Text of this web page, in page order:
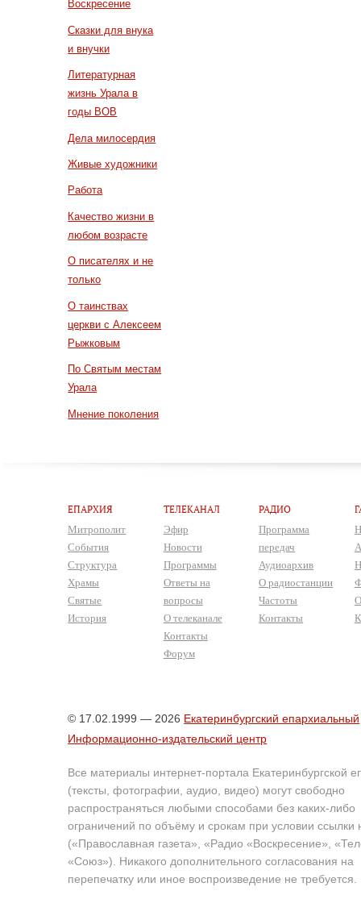
Воскресение
Сказки для внука
и внучки
Литературная
жизнь Урала в
годы ВОВ
Дела милосердия
Живые художники
Работа
Качество жизни в
любом возрасте
О писателях и не
только
О таинствах
церкви с Алексеем
Рыжковым
По Святым местам
Урала
Мнение поколения
ЕПАРХИЯ
Митрополит
События
Структура
Храмы
Святые
История
ТЕЛЕКАНАЛ
Эфир
Новости
Программы
Ответы на
вопросы
О телеканале
Контакты
Форум
РАДИО
Программа
передач
Аудиоархив
О радиостанции
Частоты
Контакты
© 17.02.1999 — 2026 Екатеринбургский епархиальный
Информационно-издательский центр
Все материалы интернет-портала Екатеринбургской
(тексты, фотографии, аудио, видео) могут свободно
распространяться любыми способами без каких-либо
ограничений по объёму и срокам при условии ссылки
(«Православная газета», «Радио «Воскресение»,
«Союз»). Никакого дополнительного согласования на
перепечатку или иное воспроизведение не требуется.